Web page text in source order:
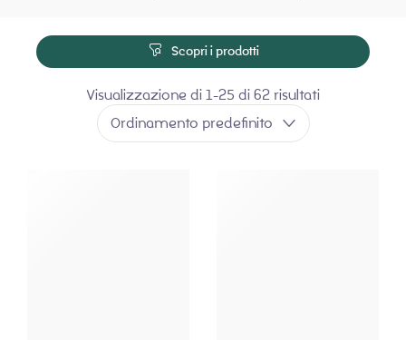
Scopri i prodotti
Visualizzazione di 1-25 di 62 risultati
Ordinamento predefinito